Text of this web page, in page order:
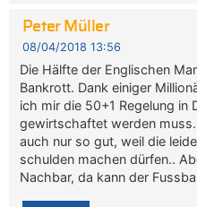
Peter Müller
08/04/2018 13:56
Die Hälfte der Englischen
Bankrott. Dank einiger
ich mir die 50+1 Regelung
gewirtschaftet werden
auch nur so gut, weil die
schulden machen dürfen..
Nachbar, da kann der